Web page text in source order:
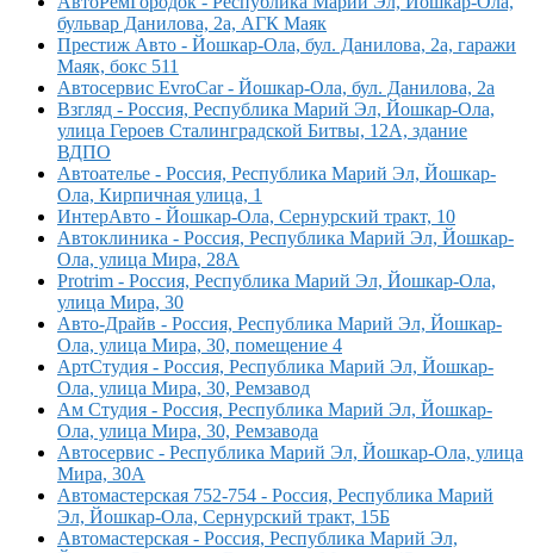
бульвар Данилова, 2а, АГК Маяк
Престиж Авто - Йошкар-Ола, бул. Данилова, 2а, гаражи
Маяк, бокс 511
Автосервис EvroCar - Йошкар-Ола, бул. Данилова, 2а
Взгляд - Россия, Республика Марий Эл, Йошкар-Ола,
улица Героев Сталинградской Битвы, 12А, здание
ВДПО
Автоателье - Россия, Республика Марий Эл, Йошкар-
Ола, Кирпичная улица, 1
ИнтерАвто - Йошкар-Ола, Сернурский тракт, 10
Автоклиника - Россия, Республика Марий Эл, Йошкар-
Ола, улица Мира, 28А
Protrim - Россия, Республика Марий Эл, Йошкар-Ола,
улица Мира, 30
Авто-Драйв - Россия, Республика Марий Эл, Йошкар-
Ола, улица Мира, 30, помещение 4
АртСтудия - Россия, Республика Марий Эл, Йошкар-
Ола, улица Мира, 30, Ремзавод
Ам Студия - Россия, Республика Марий Эл, Йошкар-
Ола, улица Мира, 30, Ремзавода
Автосервис - Республика Марий Эл, Йошкар-Ола, улица
Мира, 30А
Автомастерская 752-754 - Россия, Республика Марий
Эл, Йошкар-Ола, Сернурский тракт, 15Б
Автомастерская - Россия, Республика Марий Эл,